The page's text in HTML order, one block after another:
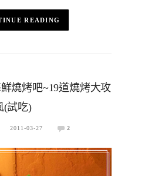
READING
燒烤吧~19道燒烤大攻
(試吃)
2011-03-27 2